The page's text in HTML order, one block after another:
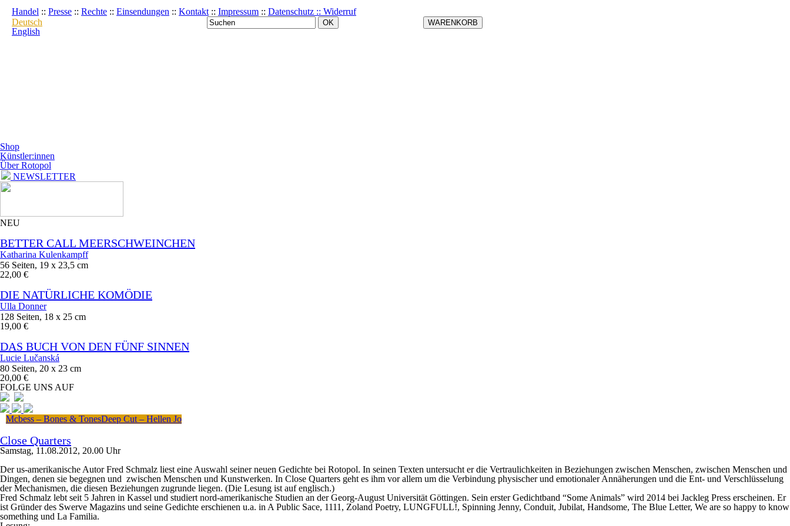
Handel :: Presse :: Rechte :: Einsendungen :: Kontakt :: Impressum :: Datenschutz :: Widerruf
Deutsch
English
Shop
Künstler:innen
Über Rotopol
NEWSLETTER
NEU
BETTER CALL MEERSCHWEINCHEN
Katharina Kulenkampff
56 Seiten, 19 x 23,5 cm
22,00 €
DIE NATÜRLICHE KOMÖDIE
Ulla Donner
128 Seiten, 18 x 25 cm
19,00 €
DAS BUCH VON DEN FÜNF SINNEN
Lucie Lučanská
80 Seiten, 20 x 23 cm
20,00 €
FOLGE UNS AUF
Mcbess – Bones & TonesDeep Cut – Hellen Jo
Close Quarters
Samstag, 11.08.2012, 20.00 Uhr
Der us-amerikanische AutorFred Schmalz liest eine Auswahl seiner neuen Gedichte bei Rotopol. In seinen Texten untersucht er die Vertraulichkeiten in Beziehungen zwischen Menschen, zwischen Menschen und
Dingen, denen sie begegnen und zwischen Menschen und Kunstwerken. In Close Quarters geht es ihm vor allem um die Verbindung physischer und emotionaler Annäherungen und die Ent- und Verschlüsselung
der Mechanismen, die diesen Beziehungen zugrunde liegen. (Die Lesung ist auf englisch.)
Fred Schmalz lebt seit 5 Jahren in Kassel und studiert nord-amerikanische Studien an der Georg-August Universität Göttingen. Sein erster Gedichtband “Some Animals” wird 2014 bei Jackleg Press erscheinen. Er
ist Gründer des Swerve Magazins und seine Gedichte erschienen u.a. in A Public Sace, 1111, Zoland Poetry, LUNGFULL!, Spinning Jenny, Conduit, Jubilat, Handsome, The Blue Letter, We are so happy to know
something und La Familia.